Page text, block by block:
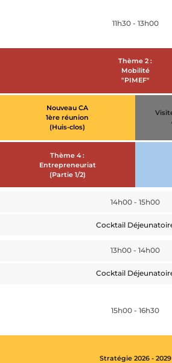
11h30 - 13h00
Thème 2 :
Mobilité
"PIMEF"
Nouveau CA
1ère réunion
(Huis-clos)
Thème 4 :
Entrepreneuriat
(Partie 1/2)
14h00 - 15h00
Cocktail
13h00 - 14h00
Cocktail
15h00 - 16h30
Stratégie 2026 - 2029